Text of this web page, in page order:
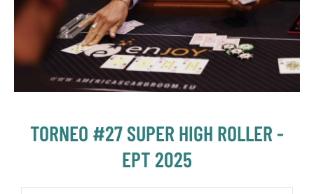
TORNEO #27 SUPER HIGH ROLLER -
EPT 2025